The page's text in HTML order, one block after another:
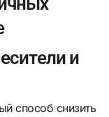
и
способ снизить